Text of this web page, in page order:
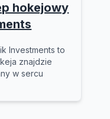
hokejowy
Investments to
znajdzie
w sercu